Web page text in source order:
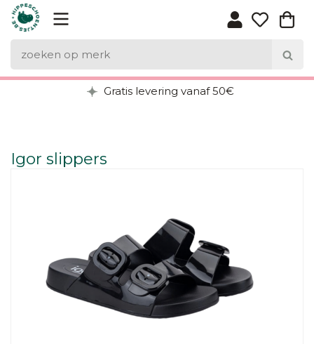
Gratis levering vanaf 50€
Igor slippers